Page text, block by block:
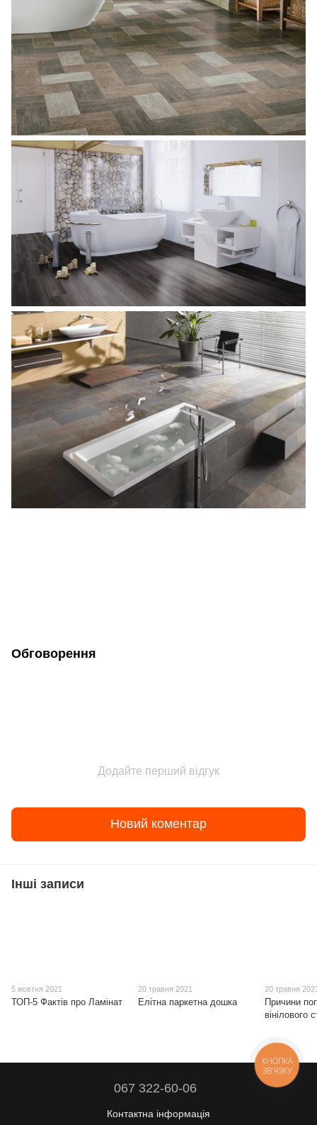
Обговорення
Додайте перший відгук
Новий коментар
Інші записи
5 жовтня 2021
ТОП-5 Фактів про Ламінат
20 травня 2021
Елітна паркетна дошка
20 травня
Причини
вінілового
067 322-60-06
Контактна інформація
КНОПКА
ЗВ'ЯЗКУ